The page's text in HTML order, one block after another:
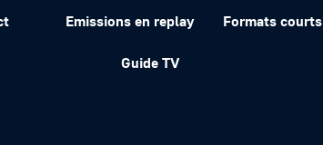
Emissions en replay Formats courts
Guide TV
– Février 2022